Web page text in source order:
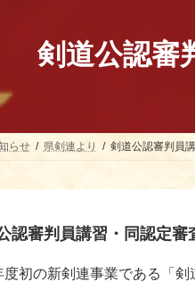
剣道公認審
らせ 県剣連より 剣道公認審判員
認審判員講習・同認定
度初の新剣連事業である「